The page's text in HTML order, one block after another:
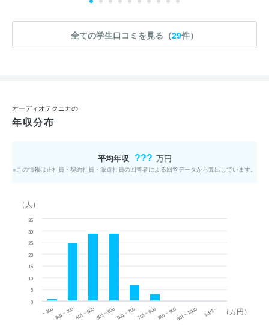
全ての学生口コミを見る（29件）
オーディオテクニカの
年収分布
平均年収 ??? 万円
※この情報は正社員・契約社員・派遣社員の回答者による回答データから算出しています。
（万円）
（人）
~ 300 301 ~ 400 401 ~ 500501 ~ 600601 ~ 700701 ~ 800801 ~ 900901 ~ 1000 1001 ~
0
5
10
15
20
25
30
35